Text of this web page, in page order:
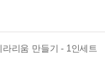
리움 만들기 - 1인세트